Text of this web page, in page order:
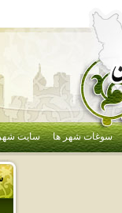
سوغات شهر ها سایت